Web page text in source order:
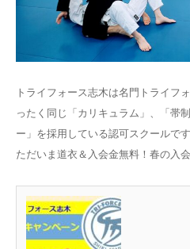
トライフォース志木は名門トライフ
ったく同じ「カリキュラム」、「帯
ー」を採用している認可スクールです
ただいま道衣＆入会金無料！春の入